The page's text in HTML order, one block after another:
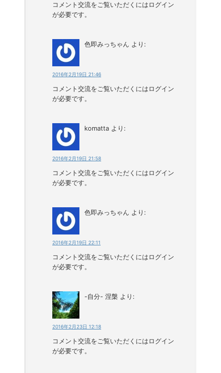
コメント交流をご覧いただくにはログイン
が必要です。
色即みっちゃん より:
2016年2月19日 21:46
コメント交流をご覧いただくにはログイン
が必要です。
komatta より:
2016年2月19日 21:58
コメント交流をご覧いただくにはログイン
が必要です。
色即みっちゃん より:
2016年2月19日 22:11
コメント交流をご覧いただくにはログイン
が必要です。
-自分- 涅槃 より:
2016年2月23日 12:18
コメント交流をご覧いただくにはログイン
が必要です。